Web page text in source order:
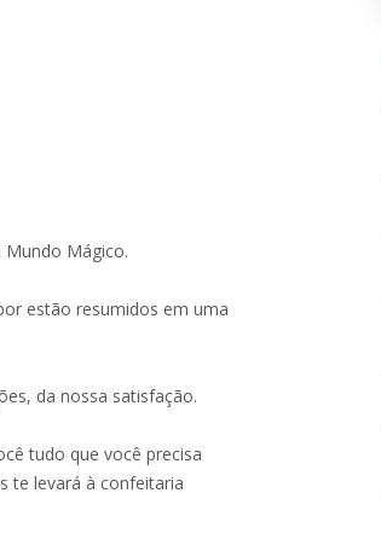
Mundo Mágico.
estão resumidos em uma
da nossa satisfação.
tudo que você precisa
te levará à confeitaria